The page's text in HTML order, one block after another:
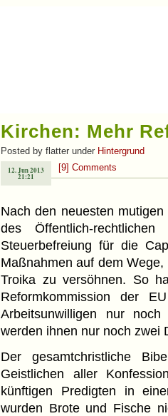
Kirchen: Mehr
Posted by flatter under Hintergrund
[9] Comments
12. Jun 2013
21:21
Nach den neuesten
des Öffentlich-
Steuerbefreiung für die
Maßnahmen auf dem
Troika zu versöhnen. So
Reformkommission der
Arbeitsunwilligen nur
werden ihnen nur noch zwei
Der gesamtchristliche
Geistlichen aller
künftigen Predigten in
wurden Brote und Fische